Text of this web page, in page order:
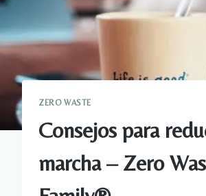
ZERO WASTE
Consejos para
marcha – Zero